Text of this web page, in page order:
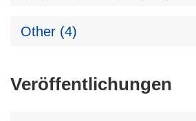
Other (4)
Veröffentlichungen